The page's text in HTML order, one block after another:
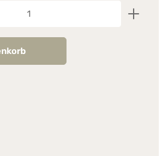
den gewünschten Wert ein